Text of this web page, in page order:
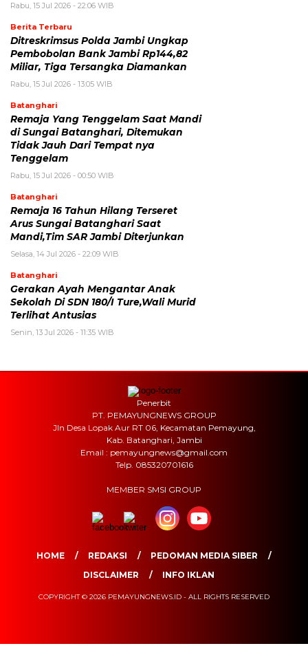
Rabu, 15 Jul 2026 - 22:06 WIB
Berita Terbaru
Ditreskrimsus Polda Jambi Ungkap
Pembobolan Bank Jambi Rp144,82
Miliar, Tiga Tersangka Diamankan
Rabu, 15 Jul 2026 - 13:05 WIB
Batanghari
Remaja Yang Tenggelam Saat Mandi
di Sungai Batanghari, Ditemukan
Tidak Jauh Dari Tempat nya
Tenggelam
Rabu, 15 Jul 2026 - 00:50 WIB
Batanghari
Remaja 16 Tahun Hilang Terseret
Arus Sungai Batanghari Saat
Mandi,Tim SAR Jambi Diterjunkan
Selasa, 14 Jul 2026 - 22:09 WIB
Batanghari
Gerakan Ayah Mengantar Anak
Sekolah Di SDN 180/I Ture,Wali Murid
Terlihat Antusias
Senin, 13 Jul 2026 - 11:35 WIB
Penerbit
PT. PEMAYUNGNEWS GROUP
Jln Desa Lopak Aur RT 06, Kecamatan Pemayung,
Kab. Batanghari, Jambi
Email : pemayungnews@gmail.com
Telp. 085320701616
MEMBER SMSI GROUP
HOME REDAKSI
PEDOMAN MEDIA SIBER
DISCLAIMER
INFO IKLAN
COPYRIGHT © 2026 PEMAYUNGNEWS.ID - ALL RIGHTS RESERVED